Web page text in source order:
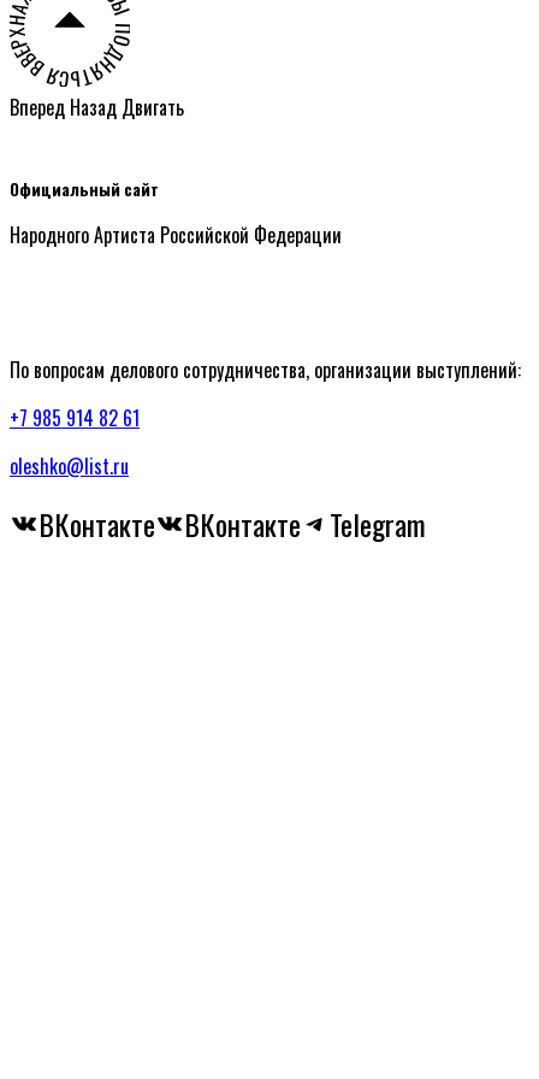
Вперед Назад Двигать
Официальный сайт
Народного Артиста Российской Федерации
По вопросам делового сотрудничества, организации выступлений:
+7 985 914 82 61
oleshko@list.ru
ВКонтакте ВКонтакте Telegram